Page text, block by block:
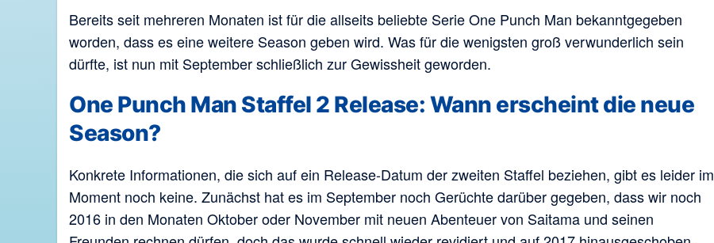
Bereits seit mehreren Monaten ist für die allseits beliebte Serie One Punch Man bekanntgegeben
worden, dass es eine weitere Season geben wird. Was für die wenigsten groß verwunderlich sein
dürfte, ist nun mit September schließlich zur Gewissheit geworden.
One Punch Man Staffel 2 Release: Wann erscheint die neue
Season?
Konkrete Informationen, die sich auf ein Release-Datum der zweiten Staffel beziehen, gibt es leider im
Moment noch keine. Zunächst hat es im September noch Gerüchte darüber gegeben, dass wir noch
2016 in den Monaten Oktober oder November mit neuen Abenteuer von Saitama und seinen